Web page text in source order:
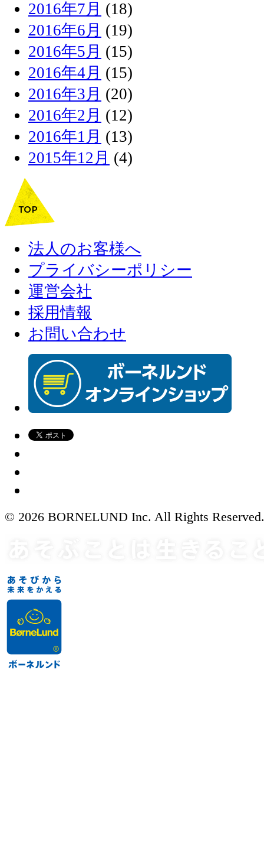
2016年7月 (18)
2016年6月 (19)
2016年5月 (15)
2016年4月 (15)
2016年3月 (20)
2016年2月 (12)
2016年1月 (13)
2015年12月 (4)
法人のお客様へ
プライバシーポリシー
運営会社
採用情報
お問い合わせ
© 2026 BORNELUND Inc. All Rights Reserved.